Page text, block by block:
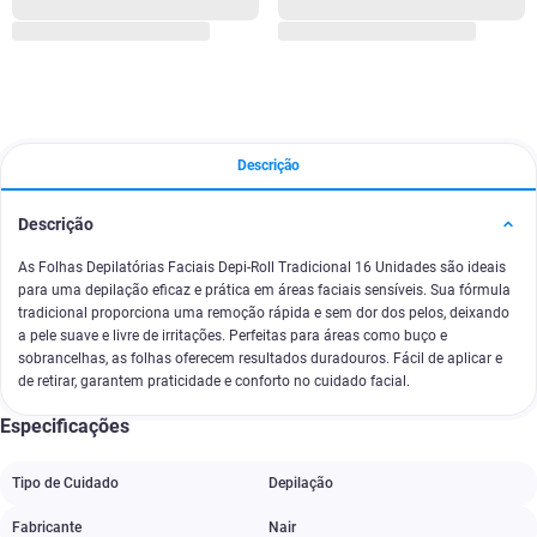
Descrição
Descrição
As Folhas Depilatórias Faciais Depi-Roll Tradicional 16 Unidades são ideais
para uma depilação eficaz e prática em áreas faciais sensíveis. Sua fórmula
tradicional proporciona uma remoção rápida e sem dor dos pelos, deixando
a pele suave e livre de irritações. Perfeitas para áreas como buço e
sobrancelhas, as folhas oferecem resultados duradouros. Fácil de aplicar e
de retirar, garantem praticidade e conforto no cuidado facial.
Especificações
Tipo de Cuidado Depilação
Fabricante Nair